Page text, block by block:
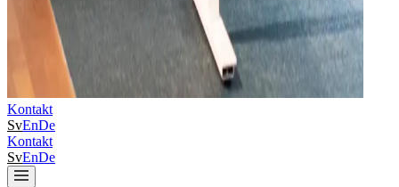
Kontakt
SvEnDe
Kontakt
SvEnDe